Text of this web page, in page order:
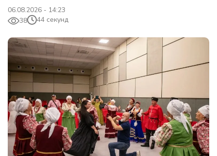
06.08.2026 - 14:23
38
44 секунд